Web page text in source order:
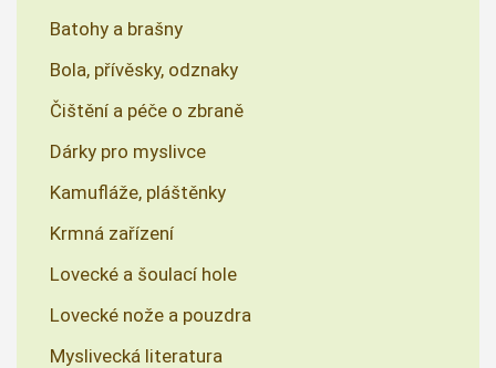
Batohy a brašny
Bola, přívěsky, odznaky
Čištění a péče o zbraně
Dárky pro myslivce
Kamufláže, pláštěnky
Krmná zařízení
Lovecké a šoulací hole
Lovecké nože a pouzdra
Myslivecká literatura